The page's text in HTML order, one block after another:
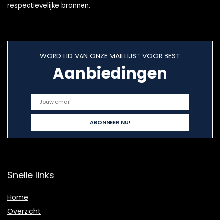
respectievelijke bronnen.
WORD LID VAN ONZE MAILLIJST VOOR BEST
Aanbiedingen
Snelle links
Home
Overzicht